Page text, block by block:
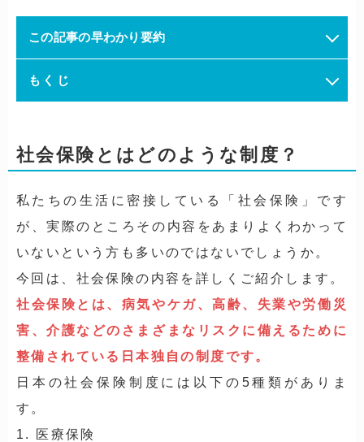
この記事の早わかり要約
もくじ
社会保険とはどのような制度？
私たちの生活に密接している「社会保険」です
が、実際のところその内容をあまりよくわかって
いないという方も多いのではないでしょうか。
今回は、社会保険の内容を詳しくご紹介します。
社会保険とは、病気やケガ、高齢、失業や労働災
害、介護などのさまざまなリスクに備えるために
整備されている日本独自の制度です。
日本の社会保険制度には以下の5種類がありま
す。
1. 医療保険